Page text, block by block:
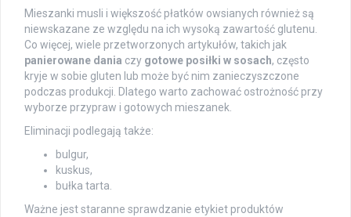
Mieszanki musli i większość płatków owsianych również są
niewskazane ze względu na ich wysoką zawartość glutenu.
Co więcej, wiele przetworzonych artykułów, takich jak
panierowane dania czy gotowe posiłki w sosach, często
kryje w sobie gluten lub może być nim zanieczyszczone
podczas produkcji. Dlatego warto zachować ostrożność przy
wyborze przypraw i gotowych mieszanek.
Eliminacji podlegają także:
bulgur,
kuskus,
bułka tarta.
Ważne jest staranne sprawdzanie etykiet produktów